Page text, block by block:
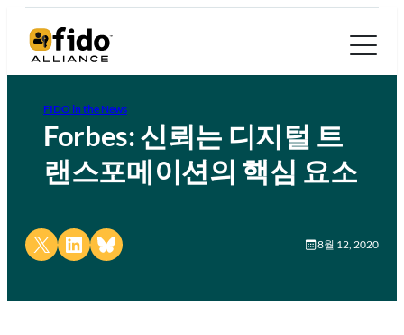
FIDO in the News
Forbes: 신뢰는 디지털 트
랜스포메이션의 핵심 요소
Share on X Share on LinkedIn
Share on Bluesky 8월 12, 2020